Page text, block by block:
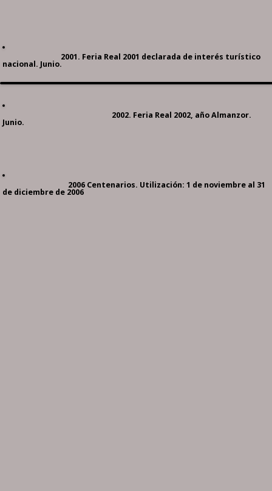
2001. Feria Real 2001 declarada de interés turístico
nacional. Junio.
2002. Feria Real 2002, año Almanzor.
Junio.
2006 Centenarios. Utilización: 1 de noviembre al 31
de diciembre de 2006